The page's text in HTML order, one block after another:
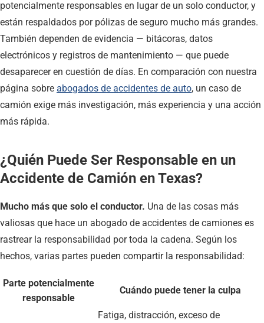
potencialmente responsables en lugar de un solo conductor, y
están respaldados por pólizas de seguro mucho más grandes.
También dependen de evidencia — bitácoras, datos
electrónicos y registros de mantenimiento — que puede
desaparecer en cuestión de días. En comparación con nuestra
página sobre abogados de accidentes de auto, un caso de
camión exige más investigación, más experiencia y una acción
más rápida.
¿Quién Puede Ser Responsable en un
Accidente de Camión en Texas?
Mucho más que solo el conductor. Una de las cosas más
valiosas que hace un abogado de accidentes de camiones es
rastrear la responsabilidad por toda la cadena. Según los
hechos, varias partes pueden compartir la responsabilidad:
Parte potencialmente
responsable
Cuándo puede tener la culpa
Fatiga, distracción, exceso de